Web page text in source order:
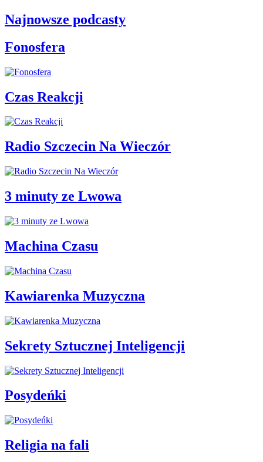
Najnowsze podcasty
Fonosfera
Czas Reakcji
Radio Szczecin Na Wieczór
3 minuty ze Lwowa
Machina Czasu
Kawiarenka Muzyczna
Sekrety Sztucznej Inteligencji
Posydeńki
Religia na fali